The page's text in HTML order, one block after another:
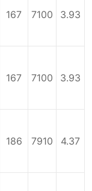
167 7100 3.93
167 7100 3.93
186 7910 4.37